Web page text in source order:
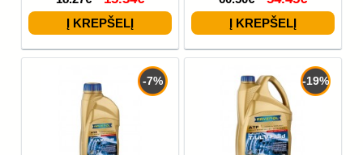
-7% -19%